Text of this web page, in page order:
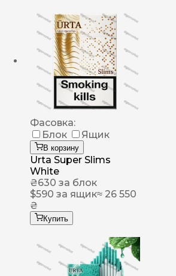
Фасовка:
Блок
Ящик
В корзину
Urta Super Slims
White
₴630 за блок
$590 за ящик≈ 26 550
₴
Купить